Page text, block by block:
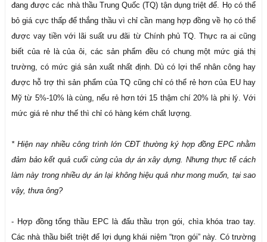
đang được các nhà thầu Trung Quốc (TQ) tận dụng triệt để. Họ có thể
bỏ giá cực thấp để thắng thầu vì chỉ cần mang hợp đồng về họ có thể
được vay tiền với lãi suất ưu đãi từ Chính phủ TQ. Thực ra ai cũng
biết của rẻ là của ôi, các sản phẩm đều có chung một mức giá thị
trường, có mức giá sản xuất nhất định. Dù có lợi thế nhân công hay
được hỗ trợ thì sản phẩm của TQ cũng chỉ có thể rẻ hơn của EU hay
Mỹ từ 5%-10% là cùng, nếu rẻ hơn tới 15 thậm chí 20% là phi lý. Với
mức giá rẻ như thế thì chỉ có hàng kém chất lượng.
* Hiện nay nhiều công trình lớn CĐT thường ký hợp đồng EPC nhằm
đảm bảo kết quả cuối cùng của dự án xây dựng. Nhưng thực tế cách
làm này trong nhiều dự án lại không hiệu quả như mong muốn, tại sao
vậy, thưa ông?
- Hợp đồng tổng thầu EPC là đấu thầu trọn gói, chìa khóa trao tay.
Các nhà thầu biết triệt để lợi dụng khái niệm “trọn gói” này. Có trường